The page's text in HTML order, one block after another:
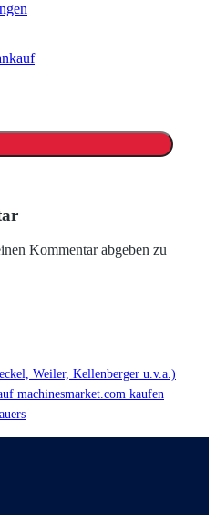
Kommentar abgeben zu
Weiler, Kellenberger u.v.a.)
machinesmarket.com kaufen